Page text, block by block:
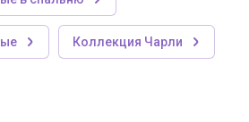
Коллекция Чарли